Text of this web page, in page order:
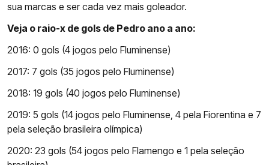
sua marcas e ser cada vez mais goleador.
Veja o raio-x de gols de Pedro ano a ano:
2016: 0 gols (4 jogos pelo Fluminense)
2017: 7 gols (35 jogos pelo Fluminense)
2018: 19 gols (40 jogos pelo Fluminense)
2019: 5 gols (14 jogos pelo Fluminense, 4 pela Fiorentina e 7
pela seleção brasileira olímpica)
2020: 23 gols (54 jogos pelo Flamengo e 1 pela seleção